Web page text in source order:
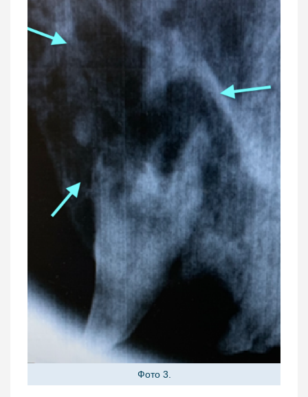
Фото 3.